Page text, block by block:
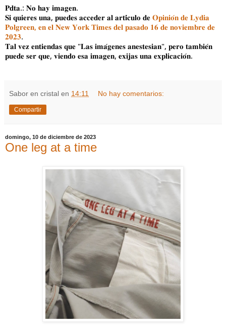
𝐏𝐝𝐭𝐚.: 𝐍𝐨 𝐡𝐚𝐲 𝐢𝐦𝐚𝐠𝐞𝐧.
𝐒𝐢 𝐪𝐮𝐢𝐞𝐫𝐞𝐬 𝐮𝐧𝐚, 𝐩𝐮𝐞𝐝𝐞𝐬 𝐚𝐜𝐜𝐞𝐝𝐞𝐫 𝐚𝐥 𝐚𝐫𝐭𝐢́𝐜𝐮𝐥𝐨 𝐝𝐞 𝐎𝐩𝐢𝐧𝐢𝐨́𝐧 𝐝𝐞 𝐋𝐲𝐝𝐢𝐚
𝐏𝐨𝐥𝐠𝐫𝐞𝐞𝐧, 𝐞𝐧 𝐞𝐥 𝐍𝐞𝐰 𝐘𝐨𝐫𝐤 𝐓𝐢𝐦𝐞𝐬 𝐝𝐞𝐥 𝐩𝐚𝐬𝐚𝐝𝐨 𝟏𝟔 𝐝𝐞 𝐧𝐨𝐯𝐢𝐞𝐦𝐛𝐫𝐞 𝐝𝐞
𝟐𝟎𝟐𝟑.
𝐓𝐚𝐥 𝐯𝐞𝐳 𝐞𝐧𝐭𝐢𝐞𝐧𝐝𝐚𝐬 𝐪𝐮𝐞 "𝐋𝐚𝐬 𝐢𝐦𝐚́𝐠𝐞𝐧𝐞𝐬 𝐚𝐧𝐞𝐬𝐭𝐞𝐬𝐢𝐚𝐧", 𝐩𝐞𝐫𝐨 𝐭𝐚𝐦𝐛𝐢𝐞́𝐧
𝐩𝐮𝐞𝐝𝐞 𝐬𝐞𝐫 𝐪𝐮𝐞, 𝐯𝐢𝐞𝐧𝐝𝐨 𝐞𝐬𝐚 𝐢𝐦𝐚𝐠𝐞𝐧, 𝐞𝐱𝐢𝐣𝐚𝐬 𝐮𝐧𝐚 𝐞𝐱𝐩𝐥𝐢𝐜𝐚𝐜𝐢𝐨́𝐧.
Sabor en cristal en 14:11 No hay comentarios:
Compartir
domingo, 10 de diciembre de 2023
One leg at a time